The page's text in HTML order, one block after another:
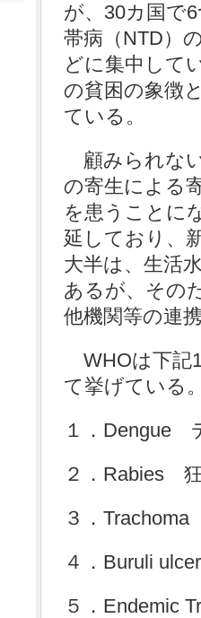
が、30カ国で
帯病（NTD）
どに集中して
の貧困の象徴
ている。
顧みられな
の寄生による
を患うことに
延しており、
大半は、生活
あるが、その
他機関等の連
WHOは下記
て挙げている
１．Dengue
２．Rabies
３．
４．Buruli
５．Endemic